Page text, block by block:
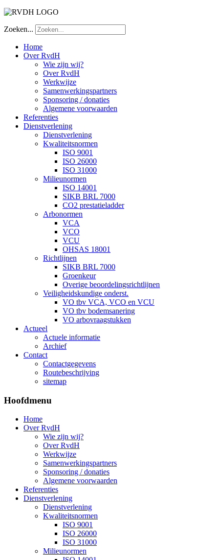
Zoeken...
Home
Over RvdH
Wie zijn wij?
Over RvdH
Werkwijze
Samenwerkingspartners
Sponsoring / donaties
Algemene voorwaarden
Referenties
Dienstverlening
Dienstverlening
Kwaliteitsnormen
ISO 9001
ISO 26000
ISO 31000
Milieunormen
ISO 14001
SIKB BRL 7000
CO2 prestatieladder
Arbonormen
VCA
VCO
VCU
OHSAS 18001
Richtlijnen
SIKB BRL 7000
Groenkeur
Overige beoordelingsrichtlijnen
Veiligheidskundige onderst.
VO tbv VCA, VCO en VCU
VO tbv bodemsanering
VO arbovraagstukken
Actueel
Actuele informatie
Archief
Contact
Contactgegevens
Routebeschrijving
sitemap
Hoofdmenu
Home
Over RvdH
Wie zijn wij?
Over RvdH
Werkwijze
Samenwerkingspartners
Sponsoring / donaties
Algemene voorwaarden
Referenties
Dienstverlening
Dienstverlening
Kwaliteitsnormen
ISO 9001
ISO 26000
ISO 31000
Milieunormen